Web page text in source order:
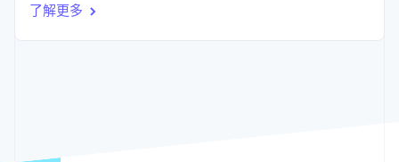
酒店、旅游与休闲
联系销售
了解更多